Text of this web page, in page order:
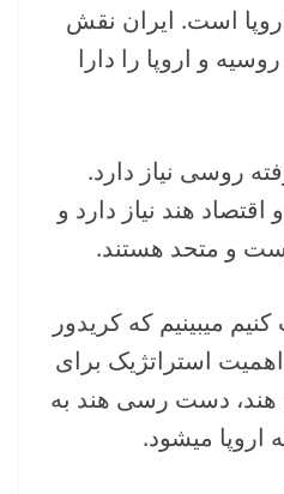
است. ایران نقش
و اروپا را دارا
روسی نیاز دارد.
هند نیاز دارد و
و متحد هستند.
میبینیم که کریدور
استراتژیک برای
دست رسی هند به
اروپا میشود.